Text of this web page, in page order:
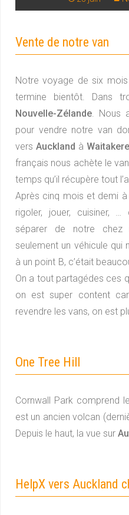
Vente de notre van
Notre voyage de six
termine bientôt. Dans
Nouvelle-Zélande. Nous
pour vendre notre van
vers Auckland à Waitakere
français nous achète le
temps qu’il récupère tout
Après cinq mois et demi à
rigoler, jouer, cuisiner,
séparer de notre chez
seulement un véhicule qui
à un point B, c’était
On a tout partagédes ces
on est super content
revendre les vans, on est
One Tree Hill
Cornwall Park comprend le
est un ancien volcan
Depuis le haut, la vue sur
HelpX vers Auckland